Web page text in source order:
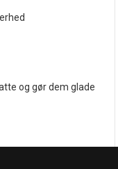
og gør dem glade